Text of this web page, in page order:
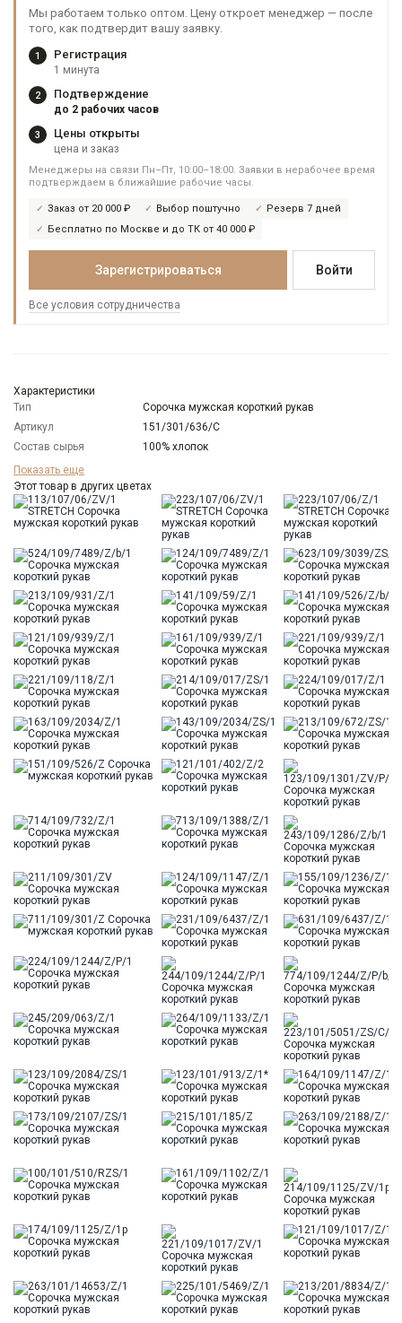
Мы работаем только оптом. Цену откроет менеджер — после
того, как подтвердит вашу заявку.
1 Регистрация
1 минута
2 Подтверждение
до 2 рабочих часов
3 Цены открыты
цена и заказ
Менеджеры на связи Пн–Пт, 10:00–18:00. Заявки в нерабочее время
подтверждаем в ближайшие рабочие часы.
Заказ от 20 000 ₽ Выбор поштучно
Резерв 7 дней
Бесплатно по Москве и до ТК от 40 000 ₽
Зарегистрироваться Войти
Все условия сотрудничества
Характеристики
Тип
Сорочка мужская короткий рукав
Артикул
151/301/636/C
Состав сырья
100% хлопок
Бренд
Особенности
ткани
Имитация льна
Модель
Классическая
Бежевый
Отделка
Сорочки: разрезы по бокам
Ворот
Французский
Карман
стандартный, слева, накладной
Силуэт
Прямой силуэт / Сlassic fit
Показать еще
Этот товар в других цветах